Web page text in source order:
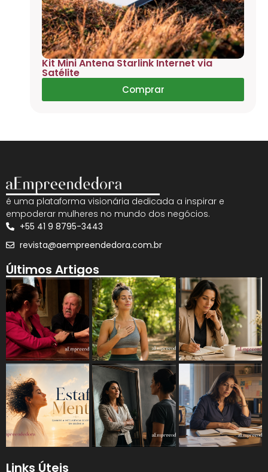
Kit Mini Antena Starlink Internet via
Satélite
Comprar
é uma plataforma visionária dedicada a inspirar e
empoderar mulheres no mundo dos negócios.
+55 41 9 8795-3443
revista@aempreendedora.com.br
Últimos Artigos
Links Úteis